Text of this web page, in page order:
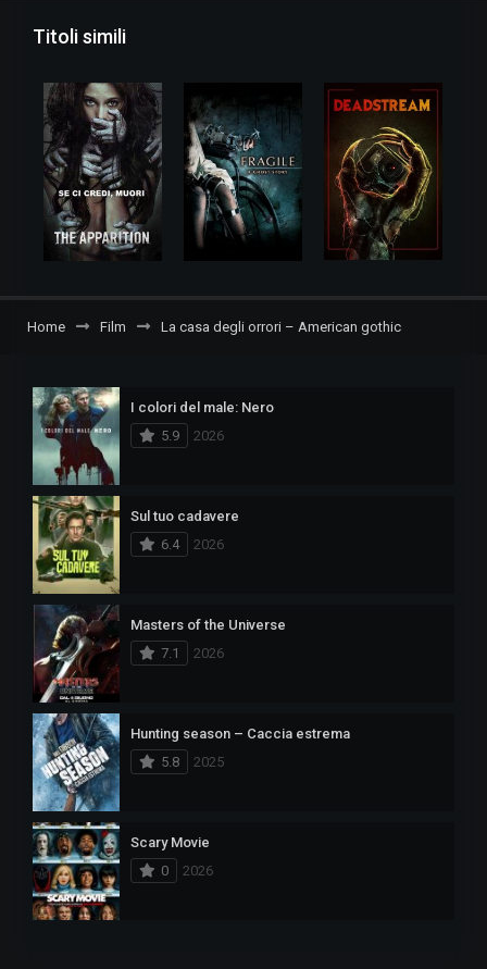
Titoli simili
Home Film La casa degli orrori – American gothic
I colori del male: Nero
5.9
2026
Sul tuo cadavere
6.4
2026
Masters of the Universe
7.1
2026
Hunting season – Caccia estrema
5.8
2025
Scary Movie
0
2026